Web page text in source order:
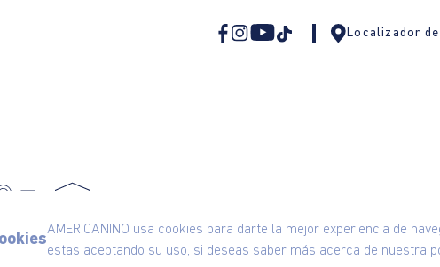
AMERICANINO usa cookies para darte la mejor experiencia de
estas aceptando su uso, si deseas saber más acerca de nuestra
Localizador